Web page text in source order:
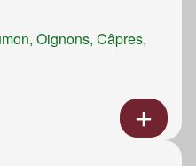
Oignons, Câpres,